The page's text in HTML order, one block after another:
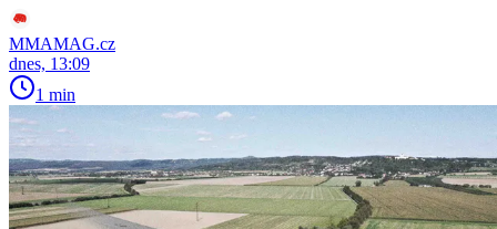
MMAMAG.cz
dnes, 13:09
1 min